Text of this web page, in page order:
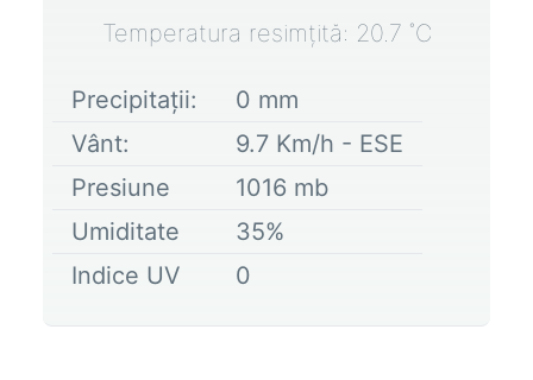
Temperatura resimțită: 20.7 ˚C
Precipitații: 0 mm
Vânt:
9.7 Km/h - ESE
Presiune
1016 mb
Umiditate
35%
Indice UV
0